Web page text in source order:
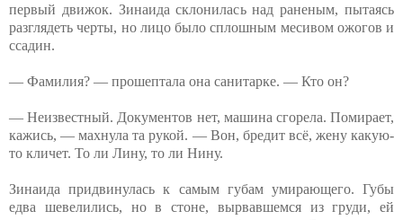
первый движок. Зинаида склонилась над раненым, пытаясь
разглядеть черты, но лицо было сплошным месивом ожогов и
ссадин.
— Фамилия? — прошептала она санитарке. — Кто он?
— Неизвестный. Документов нет, машина сгорела. Помирает,
кажись, — махнула та рукой. — Вон, бредит всё, жену какую-
то кличет. То ли Лину, то ли Нину.
Зинаида придвинулась к самым губам умирающего. Губы
едва шевелились, но в стоне, вырвавшемся из груди, ей